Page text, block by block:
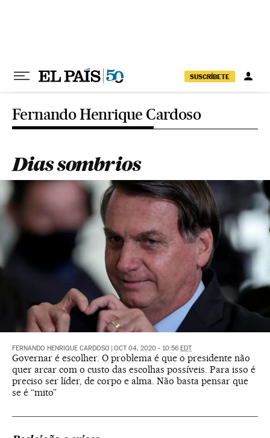
SUSCRÍBETE
Fernando Henrique Cardoso
Dias sombrios
FERNANDO HENRIQUE CARDOSO OCT 04, 2020 - 10:56 EDT
Governar é escolher. O problema é que o presidente não
quer arcar com o custo das escolhas possíveis. Para isso é
preciso ser líder, de corpo e alma. Não basta pensar que
se é “mito”